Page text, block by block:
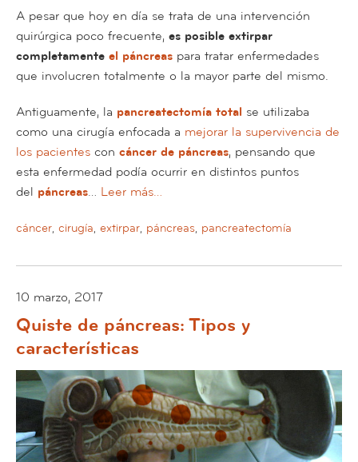
A pesar que hoy en día se trata de una intervención
quirúrgica poco frecuente, es posible extirpar
completamente el páncreas para tratar enfermedades
que involucren totalmente o la mayor parte del mismo.
Antiguamente, la pancreatectomía total se utilizaba
como una cirugía enfocada a mejorar la supervivencia de
los pacientes con cáncer de páncreas, pensando que
esta enfermedad podía ocurrir en distintos puntos
del páncreas… Leer más…
cáncer, cirugía, extirpar, páncreas, pancreatectomía
10 marzo, 2017
Quiste de páncreas: Tipos y
características